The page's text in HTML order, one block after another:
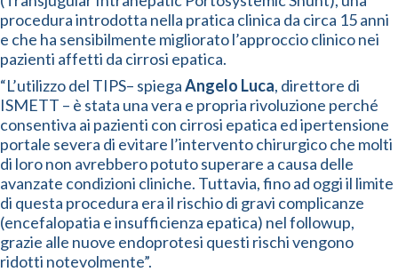
procedura introdotta nella pratica clinica da circa 15 anni
e che ha sensibilmente migliorato l’approccio clinico nei
pazienti affetti da cirrosi epatica.
“L’utilizzo del TIPS– spiegaAngelo Luca, direttore di
ISMETT – è stata una vera e propria rivoluzione perché
consentiva ai pazienti con cirrosi epatica ed ipertensione
portale severa di evitare l’intervento chirurgico che molti
di loro non avrebbero potuto superare a causa delle
avanzate condizioni cliniche. Tuttavia, fino ad oggi il limite
di questa procedura era il rischio di gravi complicanze
(encefalopatia e insufficienza epatica) nel followup,
grazie alle nuove endoprotesi questi rischi vengono
ridotti notevolmente”.